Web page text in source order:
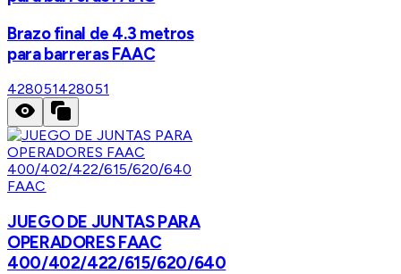
Brazo final de 4.3 metros
para barreras FAAC
428051428051
FAAC
JUEGO DE JUNTAS PARA
OPERADORES FAAC
400/402/422/615/620/640